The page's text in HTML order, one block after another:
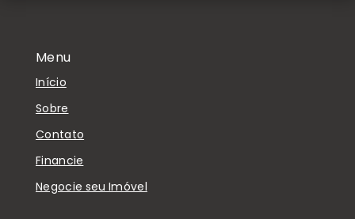
Menu
Início
Sobre
Contato
Financie
Negocie seu Imóvel